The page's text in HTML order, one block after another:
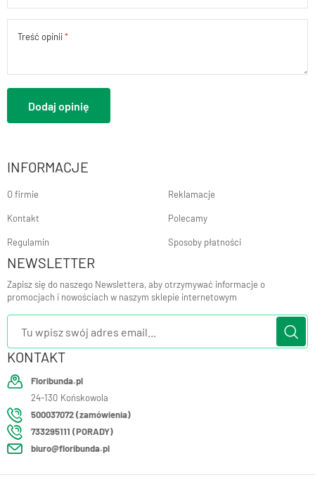
Treść opinii
Dodaj opinię
INFORMACJE
O firmie
Kontakt
Regulamin
Reklamacje
Polecamy
Sposoby płatności
NEWSLETTER
Zapisz się do naszego Newslettera, aby otrzymywać informacje o
promocjach i nowościach w naszym sklepie internetowym
KONTAKT
Floribunda.pl
24-130 Końskowola
500037072 (zamówienia)
733295111 (PORADY)
biuro@floribunda.pl